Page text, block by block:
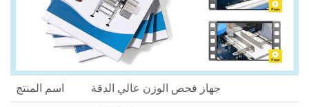
اسم المنتج جهاز فحص الوزن عالي الدقة